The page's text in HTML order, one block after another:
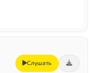
Слушать